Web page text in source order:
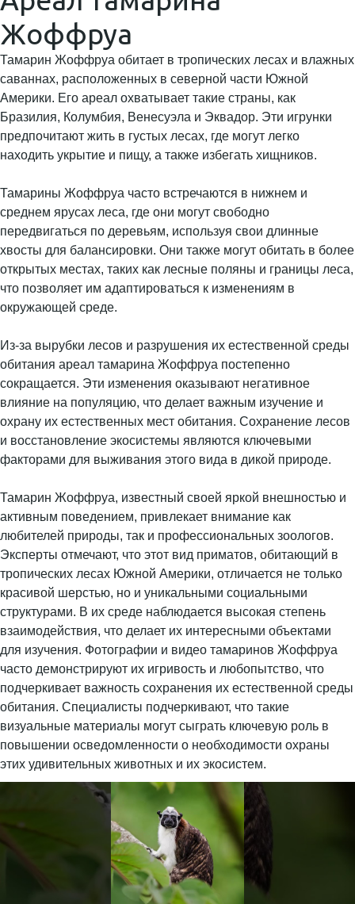
Жоффруа
Тамарин Жоффруа обитает в тропических лесах и влажных
саваннах, расположенных в северной части Южной
Америки. Его ареал охватывает такие страны, как
Бразилия, Колумбия, Венесуэла и Эквадор. Эти игрунки
предпочитают жить в густых лесах, где могут легко
находить укрытие и пищу, а также избегать хищников.
Тамарины Жоффруа часто встречаются в нижнем и
среднем ярусах леса, где они могут свободно
передвигаться по деревьям, используя свои длинные
хвосты для балансировки. Они также могут обитать в более
открытых местах, таких как лесные поляны и границы леса,
что позволяет им адаптироваться к изменениям в
окружающей среде.
Из-за вырубки лесов и разрушения их естественной среды
обитания ареал тамарина Жоффруа постепенно
сокращается. Эти изменения оказывают негативное
влияние на популяцию, что делает важным изучение и
охрану их естественных мест обитания. Сохранение лесов
и восстановление экосистемы являются ключевыми
факторами для выживания этого вида в дикой природе.
Тамарин Жоффруа, известный своей яркой внешностью и
активным поведением, привлекает внимание как
любителей природы, так и профессиональных зоологов.
Эксперты отмечают, что этот вид приматов, обитающий в
тропических лесах Южной Америки, отличается не только
красивой шерстью, но и уникальными социальными
структурами. В их среде наблюдается высокая степень
взаимодействия, что делает их интересными объектами
для изучения. Фотографии и видео тамаринов Жоффруа
часто демонстрируют их игривость и любопытство, что
подчеркивает важность сохранения их естественной среды
обитания. Специалисты подчеркивают, что такие
визуальные материалы могут сыграть ключевую роль в
повышении осведомленности о необходимости охраны
этих удивительных животных и их экосистем.